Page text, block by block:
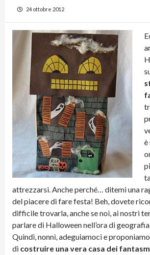
24 ottobre 2012
è
attrezzarsi. Anche perché… ditemi una
del piacere di fare festa! Beh, dovete
difficile trovarla, anche se noi, ai nostri
parlare di Halloween nell’ora di
Quindi, nonni, adeguiamoci e
di costruire una vera casa dei